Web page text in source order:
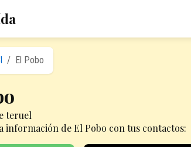
/ El Pobo
teruel
información de El Pobo con tus contactos: